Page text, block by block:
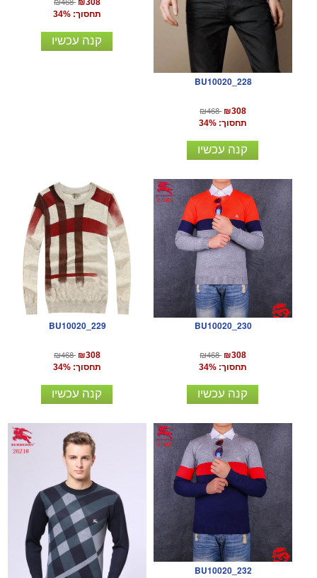
₪308
תחסוך: 34%
קנה עכשיו
BU10020_228
₪468 ₪308
תחסוך: 34%
קנה עכשיו
BU10020_229
₪468 ₪308
תחסוך: 34%
קנה עכשיו
BU10020_230
₪468 ₪308
תחסוך: 34%
קנה עכשיו
BU10020_232